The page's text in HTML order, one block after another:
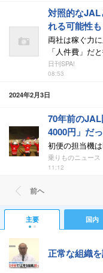
対照的な
れる可能性も
両社は稼ぐ力
「人件費」だ
日刊SPA!
08:53
2024年2月3日
70年前の
4000円」だ
初便の担当機
乗りものニュース
11:12
前ヘ
主要 国内
正常な組織